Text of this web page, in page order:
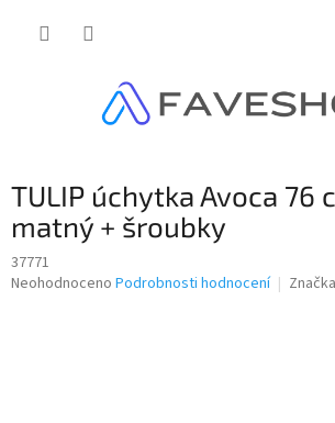
TULIP úchytka Avoca 76
matný + šroubky
37771
Průměrné
Neohodnoceno Podrobnosti hodnocení